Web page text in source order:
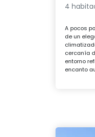
4
A pocos
de un
cercanía
entorno
encanto